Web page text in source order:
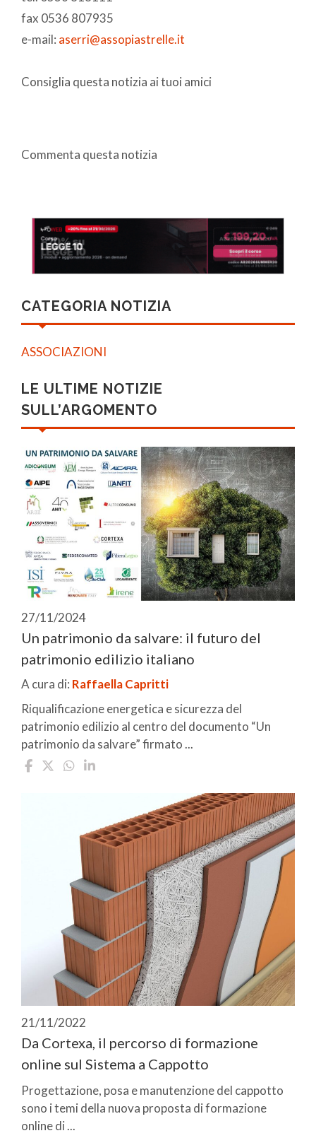
fax 0536 807935
e-mail: aserri@assopiastrelle.it
Consiglia questa notizia ai tuoi amici
Commenta questa notizia
CATEGORIA NOTIZIA
ASSOCIAZIONI
LE ULTIME NOTIZIE
SULL’ARGOMENTO
27/11/2024
Un patrimonio da salvare: il futuro del
patrimonio edilizio italiano
A cura di: Raffaella Capritti
Riqualificazione energetica e sicurezza del
patrimonio edilizio al centro del documento “Un
patrimonio da salvare” firmato ...
21/11/2022
Da Cortexa, il percorso di formazione
online sul Sistema a Cappotto
Progettazione, posa e manutenzione del cappotto
sono i temi della nuova proposta di formazione
online di ...